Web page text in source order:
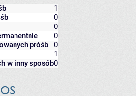
1
0
0
0
próśb
0
1
w inny sposób0